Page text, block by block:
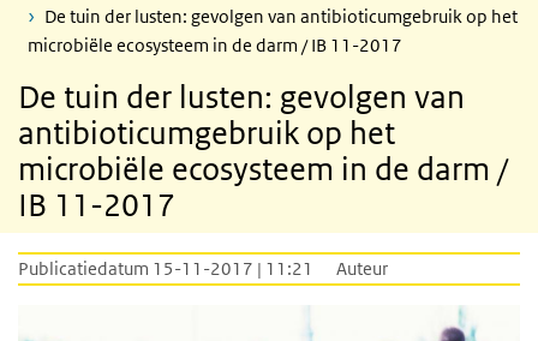
De tuin der lusten: gevolgen van antibioticumgebruik op het
microbiële ecosysteem in de darm / IB 11-2017
De tuin der lusten: gevolgen van
antibioticumgebruik op het
microbiële ecosysteem in de darm /
IB 11-2017
Publicatiedatum 15-11-2017 | 11:21 Auteur